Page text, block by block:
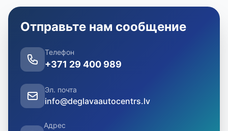
Отправьте нам сообщение
Телефон
+371 29 400 989
Эл. почта
info@deglavaautocentrs.lv
Адрес